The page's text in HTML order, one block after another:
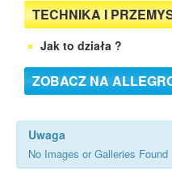
TECHNIKA I
Jak to działa ?
ZOBACZ NA
Uwaga
No Images or Galleries Found